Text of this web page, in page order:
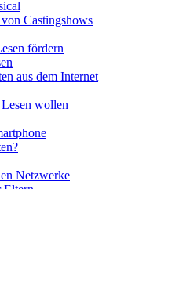
Castingshows
fördern
aus dem Internet
wollen
Netzwerke
Eltern